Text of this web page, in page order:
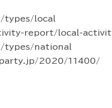
types/local
report/local-
types/national
party.jp/2020/11400/